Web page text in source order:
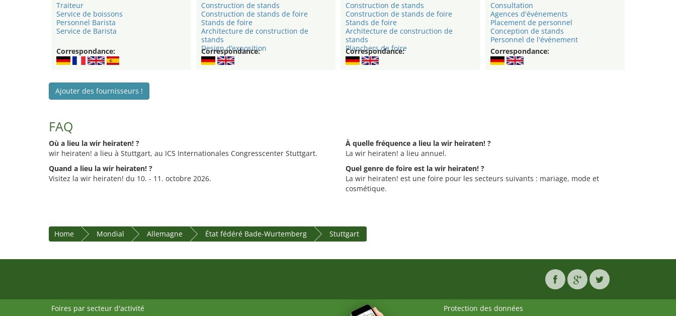
Traiteur
Service de boissons
Personnel Barista
Service de Barista
Correspondance:
Construction de stands
Construction de stands de foire
Stands de foire
Architecture de construction de
stands
Design d’exposition
Correspondance:
Construction de stands
Construction de stands de foire
Stands de foire
Architecture de construction de
stands
Planchers de foire
Correspondance:
Consultation
Agences d'événements
Placement de personnel
Conception de stands
Personnel de l'événement
Correspondance:
Ajouter des fournisseurs !
FAQ
Où a lieu la wir heiraten! ?
wir heiraten! a lieu à Stuttgart, au ICS Internationales Congresscenter Stuttgart.
Quand a lieu la wir heiraten! ?
Visitez la wir heiraten! du 10. - 11. octobre 2026.
À quelle fréquence a lieu la wir heiraten! ?
La wir heiraten! a lieu annuel.
Quel genre de foire est la wir heiraten! ?
La wir heiraten! est une foire pour les secteurs suivants : mariage, mode et
cosmétique.
Home Mondial Allemagne État fédéré Bade-Wurtemberg Stuttgart
Foires par secteur d'activité Protection des données